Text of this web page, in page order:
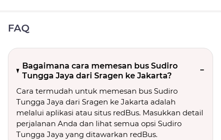
FAQ
Bagaimana cara memesan bus Sudiro
Tungga Jaya dari Sragen ke Jakarta?
Cara termudah untuk memesan bus Sudiro
Tungga Jaya dari Sragen ke Jakarta adalah
melalui aplikasi atau situs redBus. Masukkan detail
perjalanan Anda dan lihat semua opsi Sudiro
Tungga Jaya yang ditawarkan redBus.